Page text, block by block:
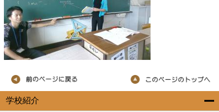
学校紹介